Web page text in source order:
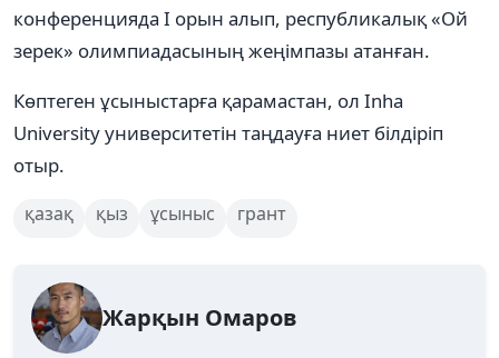
конференцияда І орын алып, республикалық «Ой
зерек» олимпиадасының жеңімпазы атанған.
Көптеген ұсыныстарға қарамастан, ол Inha
University университетін таңдауға ниет білдіріп
отыр.
қазақ қыз ұсыныс грант
Жарқын Омаров